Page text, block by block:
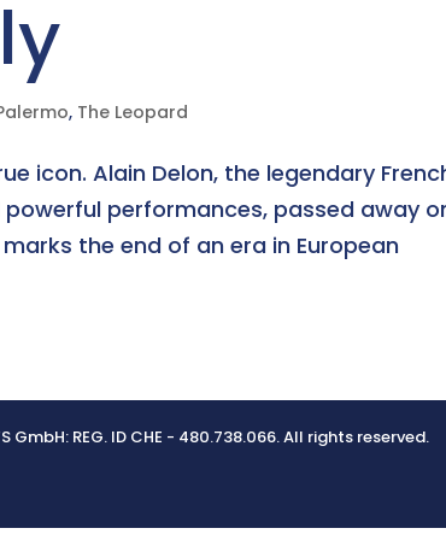
, The Leopard
icon. Alain Delon, the legendary
performances, passed away
the end of an era in European
GmbH: REG. ID CHE - 480.738.066. All rights reserved.